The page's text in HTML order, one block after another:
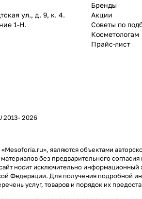
ул., д. 9, к. 4.
1-Н.
Бренды
Акции
Советы по
Косметологам
Прайс-лист
2013- 2026
являются объектами
без предварительного
носит исключительно
Федерации. Для получения подробной
услуг, товаров и порядок их